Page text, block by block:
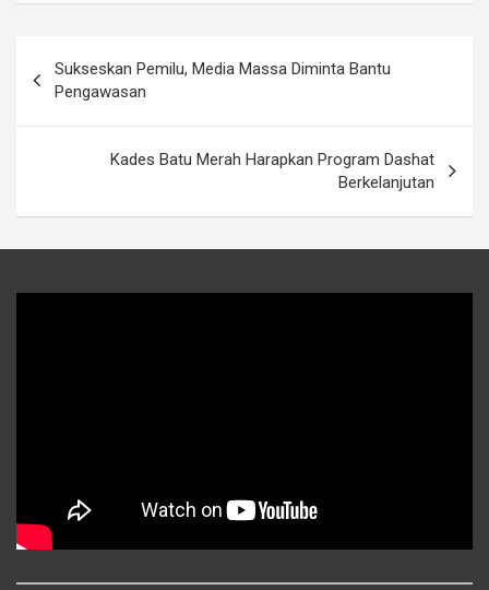
pos
Sukseskan Pemilu, Media Massa Diminta Bantu
Pengawasan
Kades Batu Merah Harapkan Program Dashat
Berkelanjutan